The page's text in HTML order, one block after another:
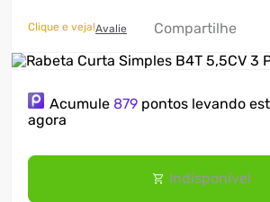
Clique e veja!Avalie Compartilhe
Acumule 879 pontos levando
agora
Indisponível
4º
forno
5º
soprador
7º